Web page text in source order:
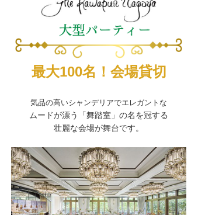
最大100名！会場貸切
気品の高いシャンデリアでエレガントな
ムードが漂う「舞踏室」の名を冠する
壮麗な会場が舞台です。